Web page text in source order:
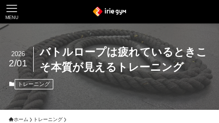
MENU
バトルロープは疲れているときこ
そ本質が見えるトレーニング
2026
2/01
トレーニング
ホーム トレーニング